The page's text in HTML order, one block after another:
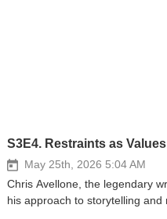
S3E4. Restraints as
May 25th, 2026 5:04 AM
Chris Avellone, the legendary
his approach to storytelling and